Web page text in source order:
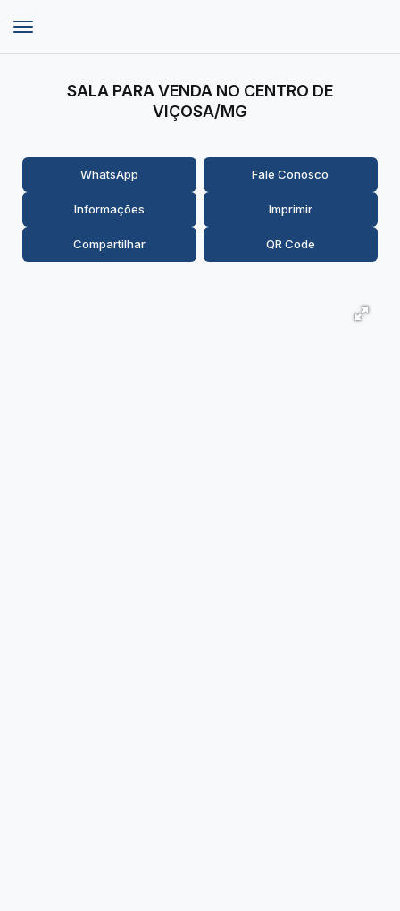
SALA PARA VENDA NO CENTRO DE
VIÇOSA/MG
WhatsApp Fale Conosco
Informações Imprimir
Compartilhar QR Code